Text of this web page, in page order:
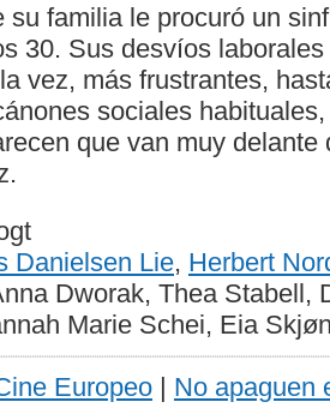
familia le procuró un
30. Sus desvíos
vez, más frustrantes,
sociales
que van muy
Danielsen Lie, Herbert
Dworak, Thea
Marie Schei, Eia
Europeo | No apaguen